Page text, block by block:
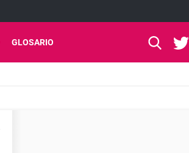
GLOSARIO